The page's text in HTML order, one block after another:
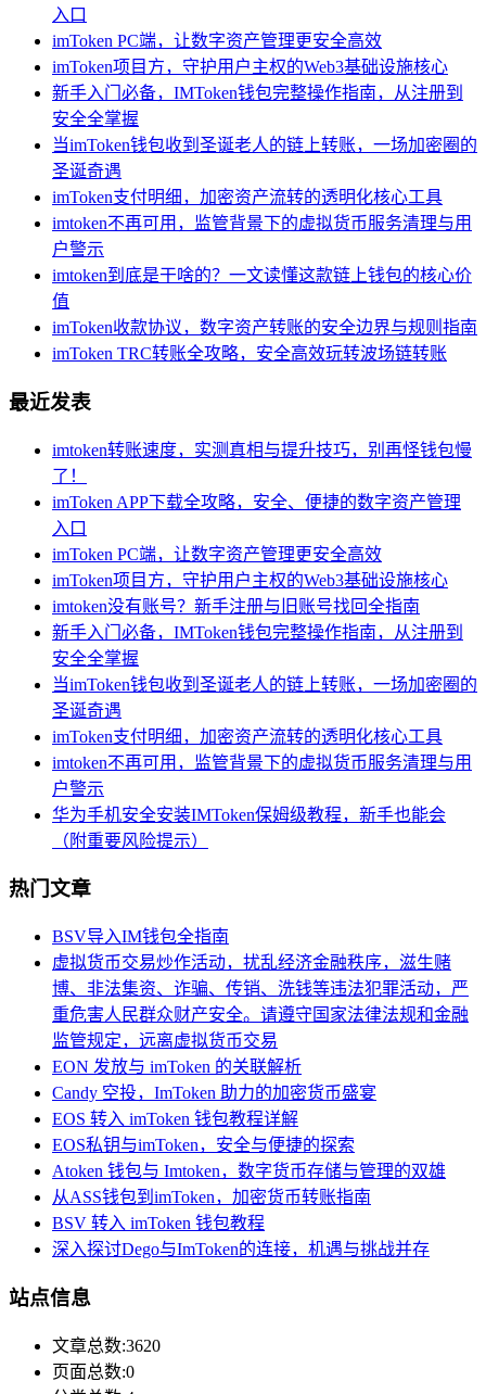
入口
imToken PC端，让数字资产管理更安全高效
imToken项目方，守护用户主权的Web3基础设施核心
新手入门必备，IMToken钱包完整操作指南，从注册到
安全全掌握
当imToken钱包收到圣诞老人的链上转账，一场加密圈的
圣诞奇遇
imToken支付明细，加密资产流转的透明化核心工具
imtoken不再可用，监管背景下的虚拟货币服务清理与用
户警示
imtoken到底是干啥的？一文读懂这款链上钱包的核心价
值
imToken收款协议，数字资产转账的安全边界与规则指南
imToken TRC转账全攻略，安全高效玩转波场链转账
最近发表
imtoken转账速度，实测真相与提升技巧，别再怪钱包慢
了！
imToken APP下载全攻略，安全、便捷的数字资产管理
入口
imToken PC端，让数字资产管理更安全高效
imToken项目方，守护用户主权的Web3基础设施核心
imtoken没有账号？新手注册与旧账号找回全指南
新手入门必备，IMToken钱包完整操作指南，从注册到
安全全掌握
当imToken钱包收到圣诞老人的链上转账，一场加密圈的
圣诞奇遇
imToken支付明细，加密资产流转的透明化核心工具
imtoken不再可用，监管背景下的虚拟货币服务清理与用
户警示
华为手机安全安装IMToken保姆级教程，新手也能会
（附重要风险提示）
热门文章
BSV导入IM钱包全指南
虚拟货币交易炒作活动，扰乱经济金融秩序，滋生赌
博、非法集资、诈骗、传销、洗钱等违法犯罪活动，严
重危害人民群众财产安全。请遵守国家法律法规和金融
监管规定，远离虚拟货币交易
EON 发放与 imToken 的关联解析
Candy 空投，ImToken 助力的加密货币盛宴
EOS 转入 imToken 钱包教程详解
EOS私钥与imToken，安全与便捷的探索
Atoken 钱包与 Imtoken，数字货币存储与管理的双雄
从ASS钱包到imToken，加密货币转账指南
BSV 转入 imToken 钱包教程
深入探讨Dego与ImToken的连接，机遇与挑战并存
站点信息
文章总数:3620
页面总数:0